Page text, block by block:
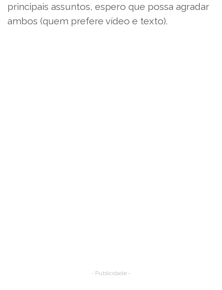
principais assuntos, espero que possa agradar
ambos (quem prefere vídeo e texto).
- Publicidade -